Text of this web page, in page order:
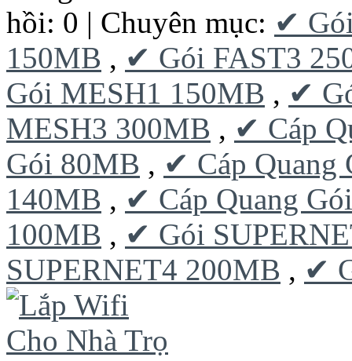
hồi: 0 | Chuyên mục: ✔
150MB , ✔ Gói FAST3
Gói MESH1 150MB , ✔
MESH3 300MB , ✔ Cáp
Gói 80MB , ✔ Cáp Quang
140MB , ✔ Cáp Quang
100MB , ✔ Gói
SUPERNET4 200MB , ✔